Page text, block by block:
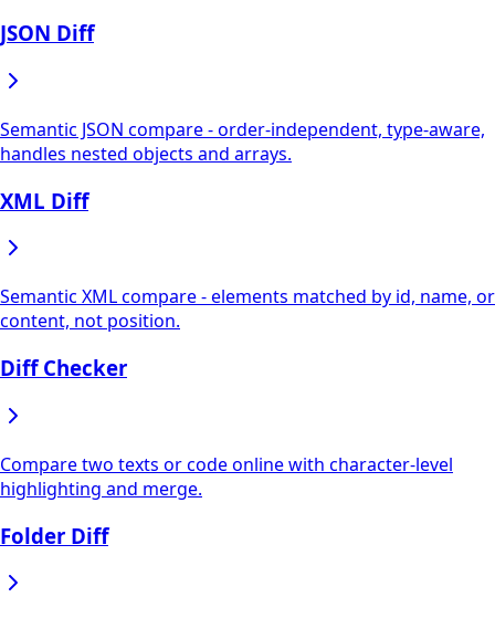
JSON Diff
Semantic JSON compare - order-independent, type-aware,
handles nested objects and arrays.
XML Diff
Semantic XML compare - elements matched by id, name, or
content, not position.
Diff Checker
Compare two texts or code online with character-level
highlighting and merge.
Folder Diff